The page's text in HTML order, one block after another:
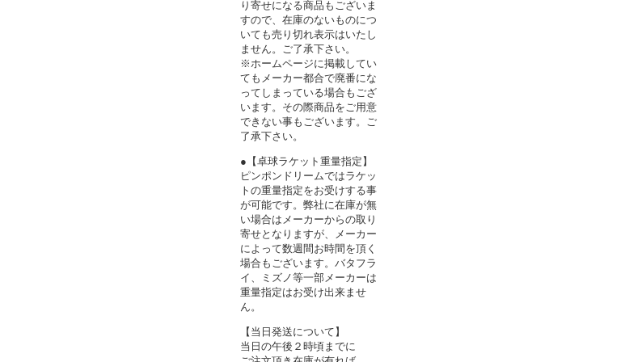
り寄せになる商品もございま
すので、在庫のないものにつ
いても売り切れ表示はいたし
ません。ご了承下さい。
※ホームページに掲載してい
てもメーカー都合で廃番にな
ってしまっている場合もござ
います。その際商品をご用意
できない事もございます。ご
了承下さい。
●【卓球ラケット重量指定】
ピンポンドリームではラケッ
トの重量指定をお受けする事
が可能です。弊社に在庫が無
い場合はメーカーからの取り
寄せとなりますが、メーカー
によって数週間お時間を頂く
場合もございます。バタフラ
イ、ミズノ等一部メーカーは
重量指定はお受け出来ませ
ん。
【当日発送について】
当日の午後２時頃までに